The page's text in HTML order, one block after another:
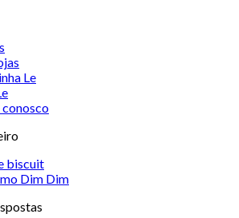
Le
biscuit
Dim Dim